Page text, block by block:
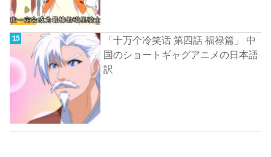
「十万个冷笑话 第四話 福禄篇」 中
国のショートギャグアニメの日本語
訳